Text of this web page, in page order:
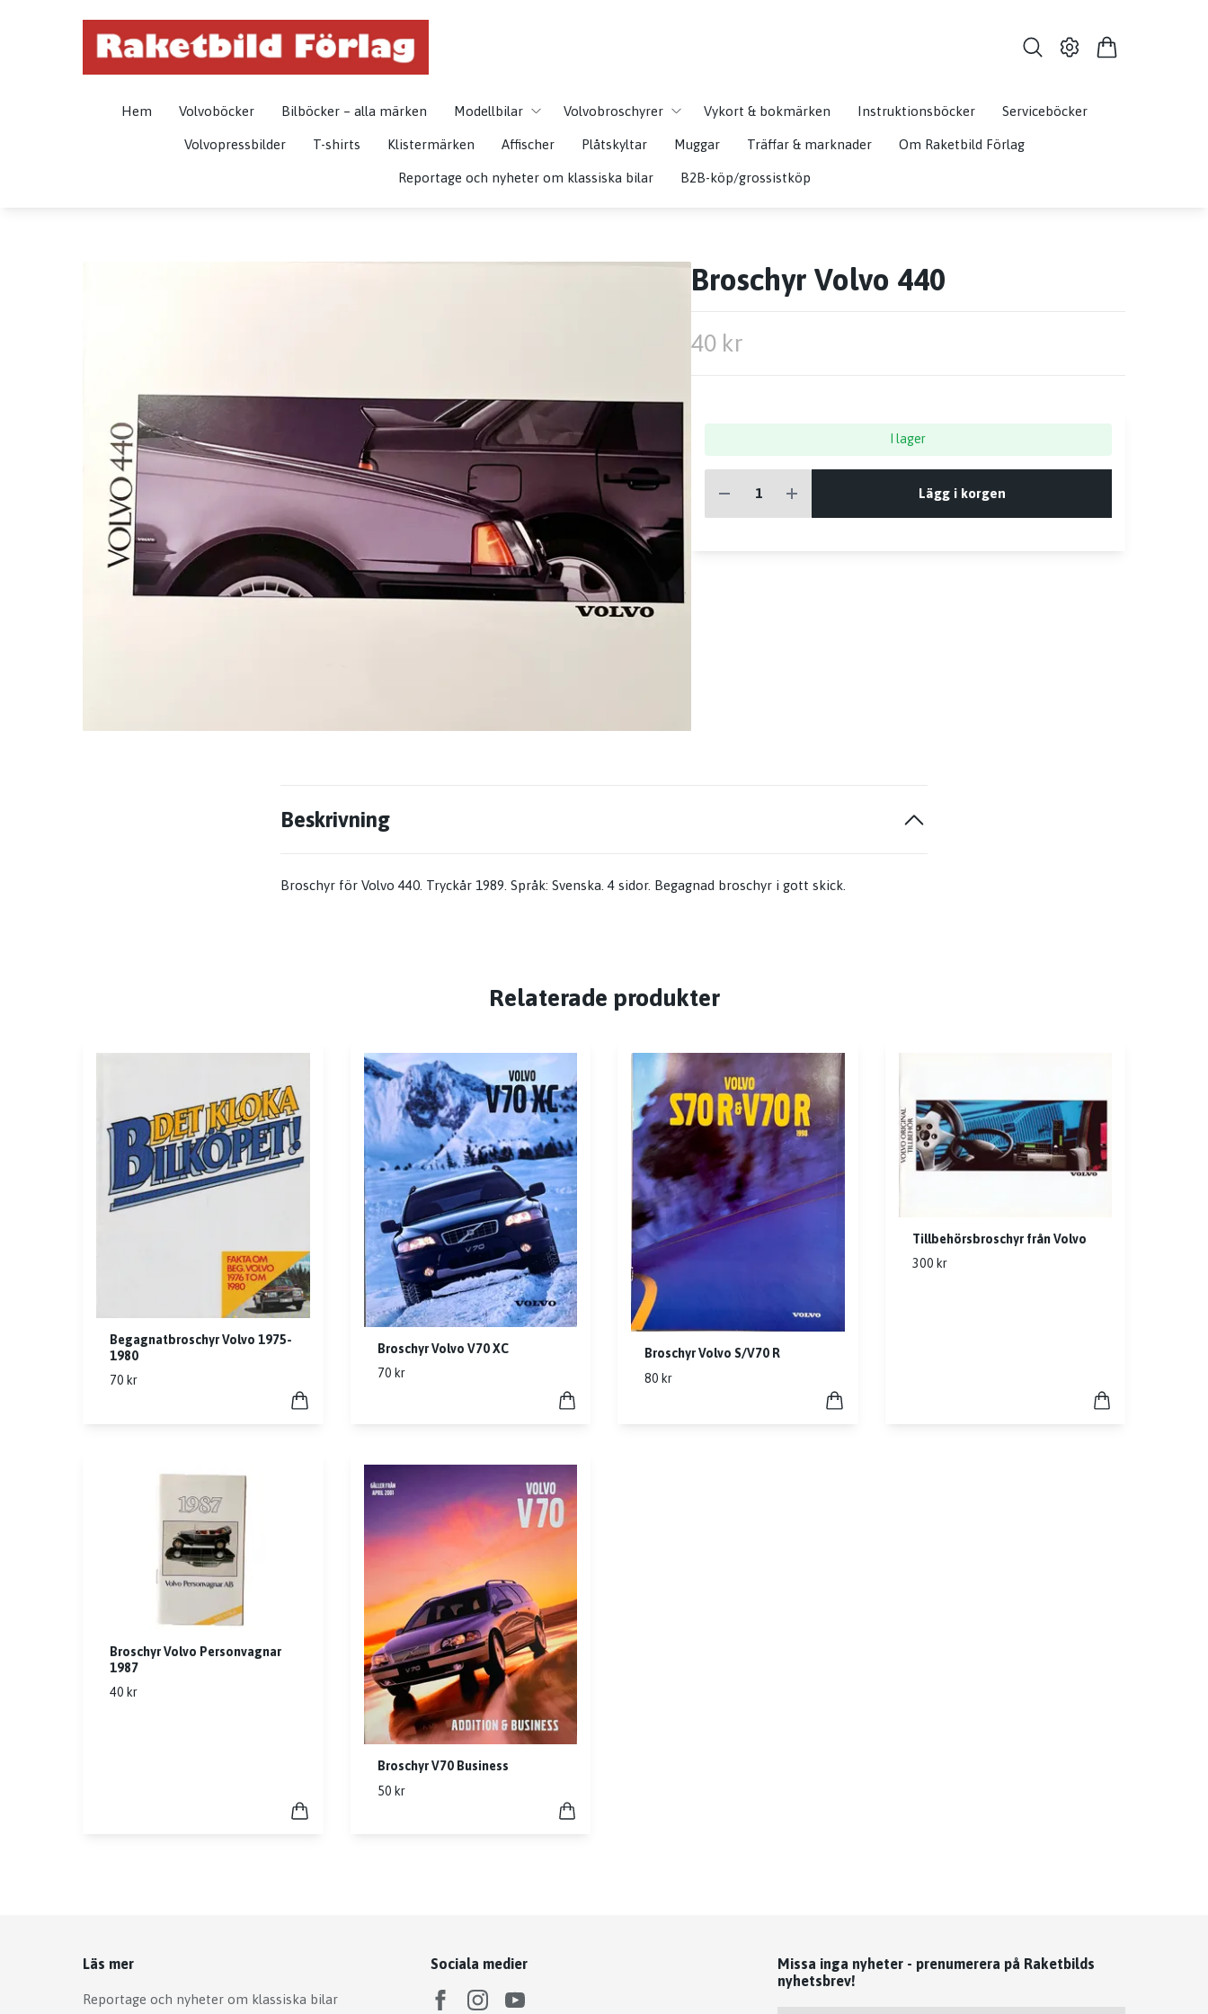
Hem Volvoböcker Bilböcker – alla märken Modellbilar Volvobroschyrer Vykort & bokmärken Instruktionsböcker Serviceböcker
Volvopressbilder T-shirts Klistermärken Affischer Plåtskyltar Muggar Träffar & marknader Om Raketbild Förlag
Reportage och nyheter om klassiska bilar B2B-köp/grossistköp
Broschyr Volvo 440
40 kr
I lager
Lägg i korgen
Beskrivning
Broschyr för Volvo 440. Tryckår 1989. Språk: Svenska. 4 sidor. Begagnad broschyr i gott skick.
Relaterade produkter
Begagnatbroschyr Volvo 1975-
1980
70 kr
Broschyr Volvo V70 XC
70 kr
Broschyr Volvo S/V70 R
80 kr
Tillbehörsbroschyr från Volvo
300 kr
Broschyr Volvo Personvagnar
1987
40 kr
Broschyr V70 Business
50 kr
Läs mer
Reportage och nyheter om klassiska bilar
Sociala medier
Missa inga nyheter - prenumerera på Raketbilds
nyhetsbrev!